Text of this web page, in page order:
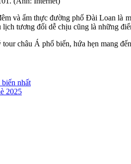
và ẩm thực đường phố Đài Loan là
tương đối dễ chịu cũng là những
châu Á phổ biến, hứa hẹn mang
nhất
2025